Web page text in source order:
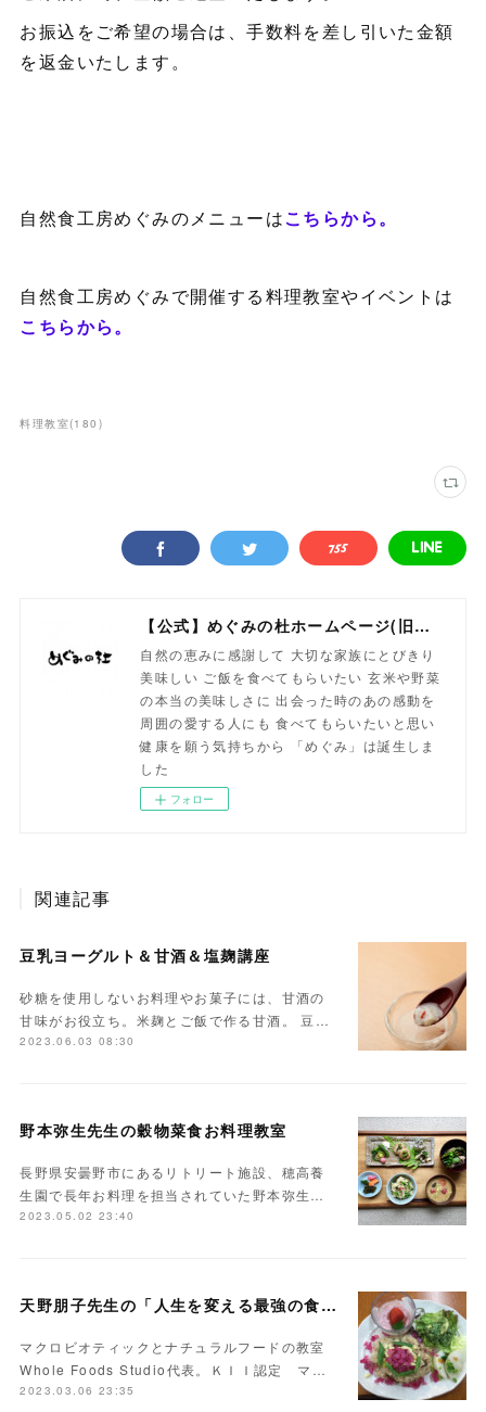
お振込をご希望の場合は、手数料を差し引いた金額
を返金いたします。
自然食工房めぐみのメニューはこちらから。
自然食工房めぐみで開催する料理教室やイベントは
こちらから。
料理教室(180 )
【公式】めぐみの杜ホームページ(旧自然食工房）
自然の恵みに感謝して 大切な家族にとびきり
美味しい ご飯を食べてもらいたい 玄米や野菜
の本当の美味しさに 出会った時のあの感動を
周囲の愛する人にも 食べてもらいたいと思い
健康を願う気持ちから 「めぐみ」は誕生しま
した
フォロー
関連記事
豆乳ヨーグルト＆甘酒＆塩麹講座
砂糖を使用しないお料理やお菓子には、甘酒の
甘味がお役立ち。米麹とご飯で作る甘酒。 豆…
2023.06.03 08:30
野本弥生先生の穀物菜食お料理教室
長野県安曇野市にあるリトリート施設、穂高養
生園で長年お料理を担当されていた野本弥生…
2023.05.02 23:40
天野朋子先生の「人生を変える最強の食事」
マクロビオティックとナチュラルフードの教室
Whole Foods Studio代表。ＫＩＩ認定 マ…
2023.03.06 23:35